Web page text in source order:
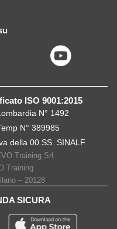
ISO 9001:2015
N° 1492
N° 389985
della 00.SS. SINALF
Training Srl
Training
– 20128
SICURA